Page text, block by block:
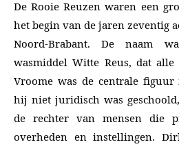
De Rooie Reuzen waren een
het begin van de jaren zeventig
Noord-Brabant. De naam
wasmiddel Witte Reus, dat
Vroome was de centrale figuur
hij niet juridisch was
de rechter van mensen die
overheden en instellingen.